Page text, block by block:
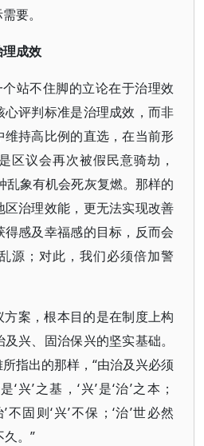
要。
成效
个站不住脚的立论在于治理效
评判标准是治理成效，而非
持高比例的直选，在当前形
区议会再次被假民意骑劫，
乱象有机会死灰复燃。那样的
治理效能，更无法实现改善
感及幸福感的目标，反而会
源；对此，我们必须倍加警
案，根本目的是在制度上构
兴、固治保兴的坚实基础。
指出的那样，“由治及兴必须
兴’之基，‘兴’是‘治’之本；
’不固则‘兴’不保；‘治’世必然
久。”